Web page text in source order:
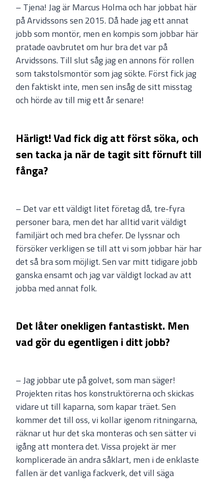
– Tjena! Jag är Marcus Holma och har jobbat här
på Arvidssons sen 2015. Då hade jag ett annat
jobb som montör, men en kompis som jobbar här
pratade oavbrutet om hur bra det var på
Arvidssons. Till slut såg jag en annons för rollen
som takstolsmontör som jag sökte. Först fick jag
den faktiskt inte, men sen insåg de sitt misstag
och hörde av till mig ett år senare!
Härligt! Vad fick dig att först söka, och
sen tacka ja när de tagit sitt förnuft till
fånga?
– Det var ett väldigt litet företag då, tre-fyra
personer bara, men det har alltid varit väldigt
familjärt och med bra chefer. De lyssnar och
försöker verkligen se till att vi som jobbar här har
det så bra som möjligt. Sen var mitt tidigare jobb
ganska ensamt och jag var väldigt lockad av att
jobba med annat folk.
Det låter onekligen fantastiskt. Men
vad gör du egentligen i ditt jobb?
– Jag jobbar ute på golvet, som man säger!
Projekten ritas hos konstruktörerna och skickas
vidare ut till kaparna, som kapar träet. Sen
kommer det till oss, vi kollar igenom ritningarna,
räknar ut hur det ska monteras och sen sätter vi
igång att montera det. Vissa projekt är mer
komplicerade än andra såklart, men i de enklaste
fallen är det vanliga fackverk, det vill säga